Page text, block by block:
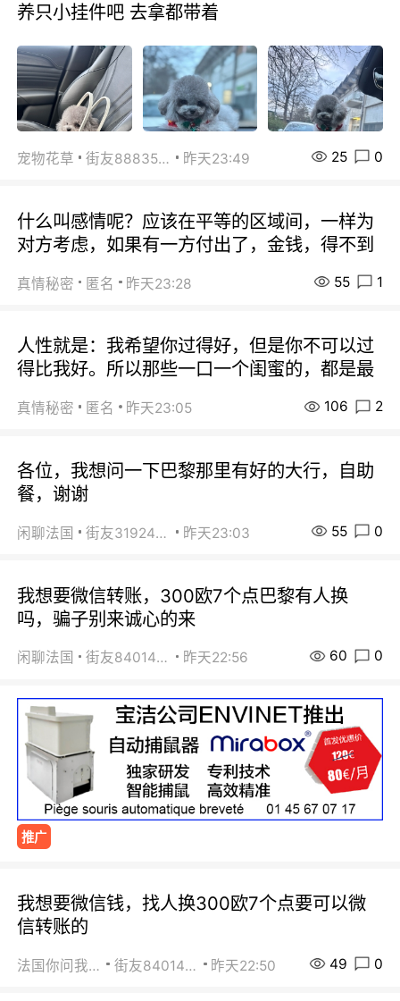
养只小挂件吧 去拿都带着
宠物花草 街友88835518 昨天23:49 25 0
什么叫感情呢？应该在平等的区域间，一样为
对方考虑，如果有一方付出了，金钱，得不到
真情秘密 匿名 昨天23:28 55 1
人性就是：我希望你过得好，但是你不可以过
得比我好。所以那些一口一个闺蜜的，都是最
真情秘密 匿名 昨天23:05 106 2
各位，我想问一下巴黎那里有好的大行，自助
餐，谢谢
闲聊法国 街友31924072 昨天23:03 55 0
我想要微信转账，300欧7个点巴黎有人换
吗，骗子别来诚心的来
闲聊法国 街友84014588 昨天22:56 60 0
推广
我想要微信钱，找人换300欧7个点要可以微
信转账的
法国你问我答 街友84014588 昨天22:50 49 0